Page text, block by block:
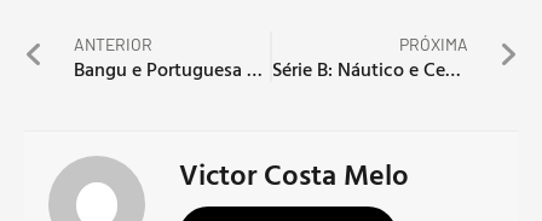
ANTERIOR
Bangu e Portuguesa se enfrentam pela segunda rodada da Série D
PRÓXIMA
Série B: Náutico e Ceará se enfrentam em busca de reabilitação
Victor Costa Melo